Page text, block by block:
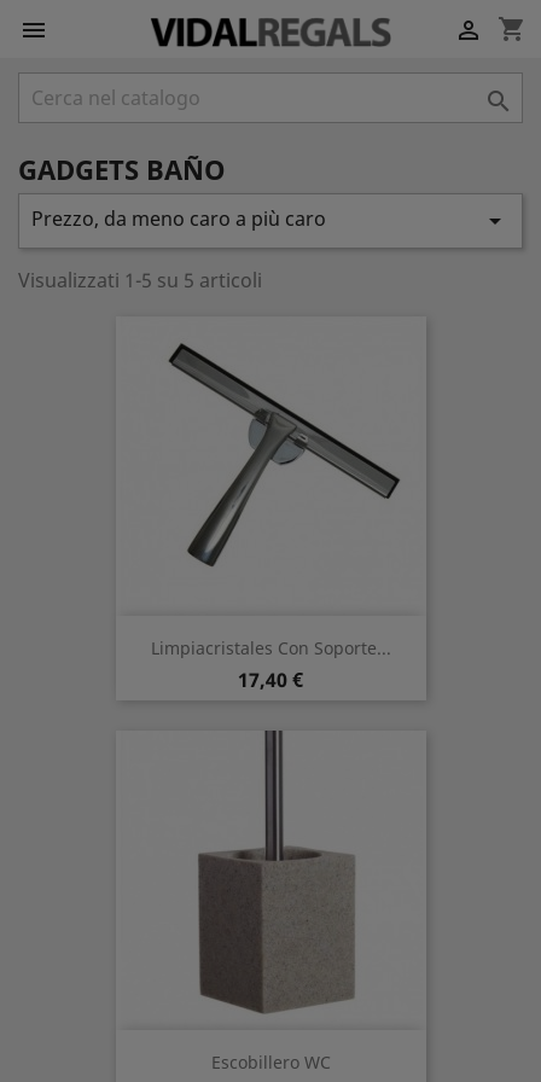
 shopping_cart


GADGETS BAÑO
Prezzo, da meno caro a più caro 
Visualizzati 1-5 su 5 articoli
Limpiacristales Con Soporte...
Prezzo
17,40 €
Escobillero WC